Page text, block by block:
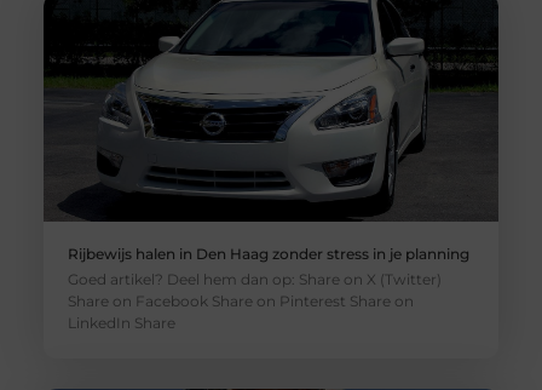
Rijbewijs halen in Den Haag zonder stress in je planning
Goed artikel? Deel hem dan op: Share on X (Twitter)
Share on Facebook Share on Pinterest Share on
LinkedIn Share